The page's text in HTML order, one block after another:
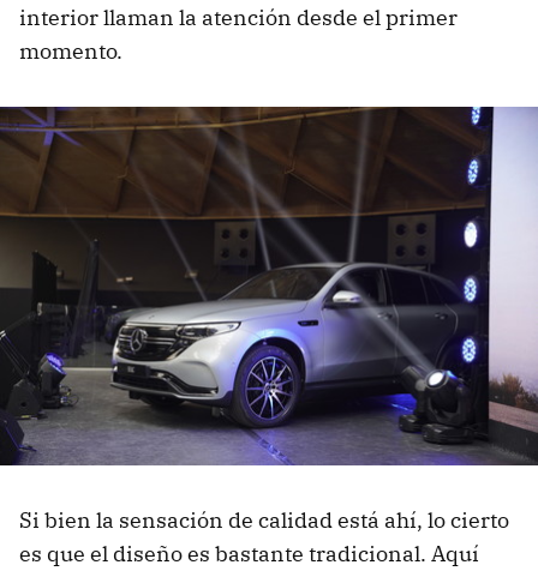
interior llaman la atención desde el primer
momento.
Si bien la sensación de calidad está ahí, lo cierto
es que el diseño es bastante tradicional. Aquí